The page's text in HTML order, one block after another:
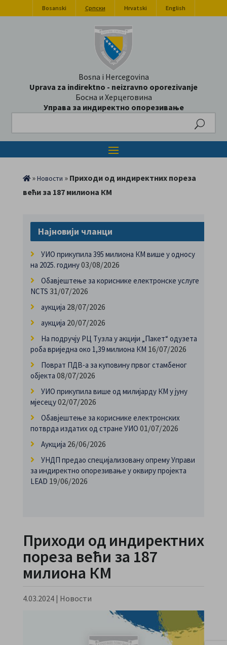
Bosanski Српски Hrvatski English
Bosna i Hercegovina
Uprava za indirektno - neizravno oporezivanje
Босна и Херцеговина
Управа за индиректно опорезивање
»Новости » Приходи од индиректних пореза
већи за 187 милиона КМ
Најновији чланци
УИО прикупила 395 милиона КМ више у односу
на 2025. годину03/08/2026
Обавјештење за кориснике електронске услуге
NCTS 31/07/2026
аукција 28/07/2026
аукција 20/07/2026
На подручју РЦ Тузла у акцији „Пакет“ одузета
роба вриједна око 1,39 милиона КМ 16/07/2026
Поврат ПДВ-а за куповину првог стамбеног
објекта 08/07/2026
УИО прикупила више од милијарду КМ у јуну
мјесецу02/07/2026
Обавјештење за кориснике електронских
потврда издатих од стране УИО 01/07/2026
Аукција 26/06/2026
УНДП предао специјализовану опрему Управи
за индиректно опорезивање у оквиру пројекта
LEAD 19/06/2026
Приходи од индиректних
пореза већи за 187
милиона КМ
4.03.2024| Новости